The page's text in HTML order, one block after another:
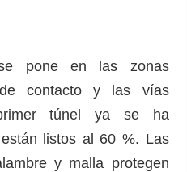
pone en las zonas
contacto y las vías
túnel ya se ha
listos al 60 %. Las
y malla protegen